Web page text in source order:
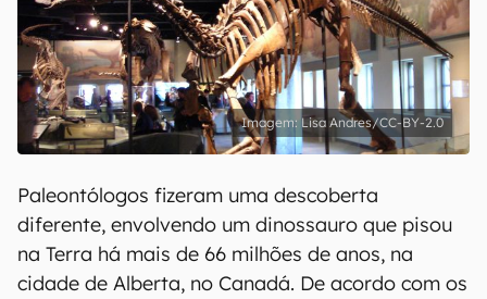
Lisa Andres/CC-BY-2.0
Paleontólogos fizeram uma descoberta
diferente, envolvendo um dinossauro que pisou
na Terra há mais de 66 milhões de anos, na
cidade de Alberta, no Canadá. De acordo com os